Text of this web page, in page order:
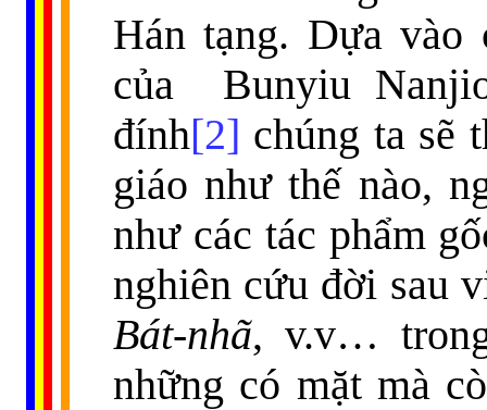
Hán tạng. Dựa
của
Bunyiu
đính[2] chúng ta sẽ
giáo như thế nào,
như các tác phẩm
nghiên cứu đời sau
Bát-nhã, v.v…
những có mặt mà